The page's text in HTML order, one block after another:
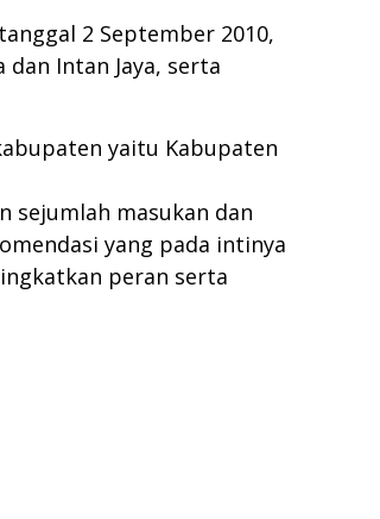
2 September 2010,
Intan Jaya, serta
yaitu Kabupaten
sejumlah masukan dan
yang pada intinya
peran serta